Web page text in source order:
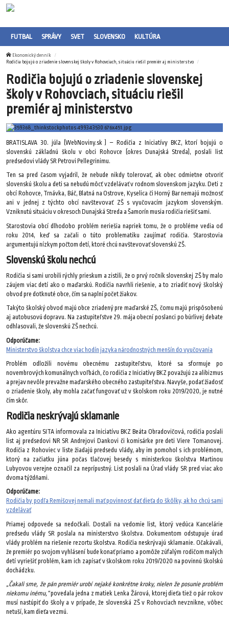
FUTBAL SPRÁVY SVET SLOVENSKO KULTÚRA
Ekonomický denník
Rodičia bojujú o zriadenie slovenskej školy v Rohovciach, situáciu riešil premiér aj ministerstvo
Rodičia bojujú o zriadenie slovenskej
školy v Rohovciach, situáciu riešil
premiér aj ministerstvo
BRATISLAVA 30. júla (WebNoviny.sk ) – Rodičia z Iniciatívy BKZ, ktorí bojujú o
slovenskú základnú školu v obci Rohovce (okres Dunajská Streda), poslali list
predsedovi vlády SR Petrovi Pellegrinimu.
Ten sa pred časom vyjadril, že nebude nikdy tolerovať, ak obec odmietne otvoriť
slovenskú školu a deti sa nebudú môcť vzdelávať v rodnom slovenskom jazyku. Deti z
obcí Rohovce, Trnávka, Báč, Blatná na Ostrove, Kyselica či Horný Bar nemajú možnosť
ani v jednej z týchto obcí navštevovať ZŠ s vyučovacím jazykom slovenským.
Vzniknutú situáciu v okresoch Dunajská Streda a Šamorín musia rodičia riešiť sami.
Starostovia obcí dlhodobo problém neriešia napriek tomu, že o probléme vedia od
roku 2014, keď sa začali o túto problematiku zaujímať rodičia. Starostovia
argumentujú nízkym počtom detí, ktoré chcú navštevovať slovenskú ZŠ.
Slovenskú školu nechcú
Rodičia si sami urobili rýchly prieskum a zistili, že o prvý ročník slovenskej ZŠ by malo
záujem viac detí ako o maďarskú. Rodičia navrhli riešenie, a to zriadiť nový školský
obvod pre dotknuté obce, čím sa naplní počet žiakov.
Takýto školský obvod majú obce zriadený pre maďarské ZŠ, čomu majú prispôsobenú
aj autobusovú dopravu. Na zastupiteľstve 29. mája obecní poslanci po búrlivej debate
odhlasovali, že slovenskú ZŠ nechcú.
Odporúčame:
Ministerstvo školstva chce viac hodín jazyka národnostných menšín do vyučovania
Problém odložili novému obecnému zastupiteľstvu, ktoré sa sformuje po
novembrových komunálnych voľbách, čo rodičia z Iniciatívy BKZ považujú za alibizmus
a prejav nevôle prevažne maďarského obecného zastupiteľstva. Navyše, podať žiadosť
o zriadenie školy, aby mohla začať fungovať už v školskom roku 2019/2020, je nutné
čím skôr.
Rodičia neskrývajú sklamanie
Ako agentúru SITA informovala za Iniciatívu BKZ Beáta Obradovičová, rodičia poslali
list aj predsedovi NR SR Andrejovi Dankovi či komisárke pre deti Viere Tomanovej.
Rodičia z Rohoviec v liste žiadajú predsedu vlády, aby im pomohol s ich problémom,
ktorý na začiatku júna počas tlačovej besedy s ministerkou školstva Martinou
Lubyovou verejne označil za neprípustný. List poslali na Úrad vlády SR pred viac ako
dvoma týždňami.
Odporúčame:
Rodičia by podľa Remišovej nemali mať povinnosť dať dieťa do škôlky, ak ho chcú sami
vzdelávať
Priamej odpovede sa nedočkali. Dostali na vedomie list, ktorý vedúca Kancelárie
predsedu vlády SR poslala na ministerstvo školstva. Dokumentom odstupuje úrad
vlády problém na riešenie rezortu školstva. Rodičia neskrývajú sklamanie. Očakávali,
že premiér po svojom vyhlásení bude konať priamo a pomôže zúfalým rodičom malých
detí vyriešiť problém, kam ich zapísať v školskom roku 2019/2020 na povinnú školskú
dochádzku.
„Čakali sme, že pán premiér urobí nejaké konkrétne kroky, nielen že posunie problém
niekomu inému,“povedala jedna z matiek Lenka Žárová, ktorej dieťa tiež o pár rokov
musí nastúpiť do školy a v prípade, že slovenská ZŠ v Rohovciach nevznikne, vôbec
netuší, kam dieťa vezmú.